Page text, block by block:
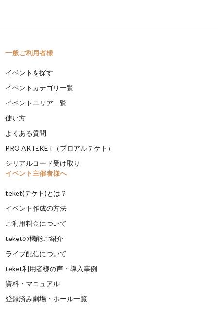
一般ご利用者様
イベントを探す
イベントカテゴリ一覧
イベントエリア一覧
使い方
よくある質問
PRO ARTEKET（プロアルテケト）
シリアルコード受け取り
イベント主催者様へ
teket(テケト)とは？
イベント作成の方法
ご利用料金について
teketの機能ご紹介
ライブ配信について
teket利用者様の声・導入事例
資料・マニュアル
登録済み劇場・ホール一覧